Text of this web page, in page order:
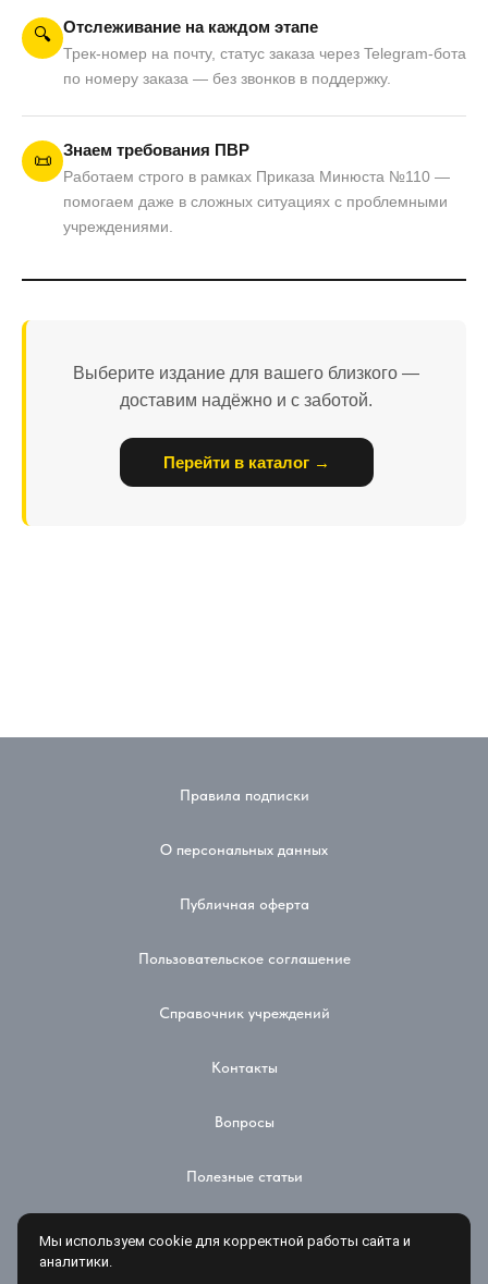
🔍 Отслеживание на каждом этапе
Трек-номер на почту, статус заказа через Telegram-бота
по номеру заказа — без звонков в поддержку.
📜
Знаем требования ПВР
Работаем строго в рамках Приказа Минюста №110 —
помогаем даже в сложных ситуациях с проблемными
учреждениями.
Выберите издание для вашего близкого —
доставим надёжно и с заботой.
Перейти в каталог →
Правила подписки
О персональных данных
Публичная оферта
Пользовательское соглашение
Справочник учреждений
Контакты
Вопросы
Полезные статьи
Мы используем cookie для корректной работы сайта и
аналитики.